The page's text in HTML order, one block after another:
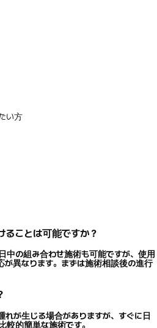
い方
ることは可能ですか？
中の組み合わせ施術も可能ですが、使用
が異なります。まずは施術相談後の進行
れが生じる場合がありますが、すぐに日
較的簡単な施術です。